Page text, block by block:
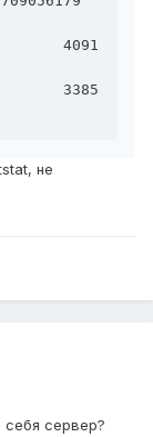
не
себя сервер?